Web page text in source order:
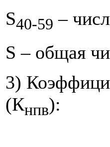
S40-59 –
S – общая
3)
(Кнпв):